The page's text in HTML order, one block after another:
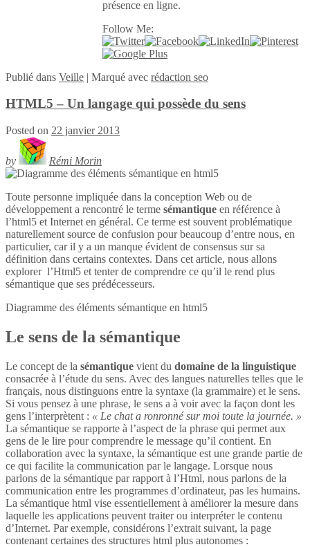
présence en ligne.
Follow Me:
Publié dans Veille | Marqué avec rédaction seo
HTML5 – Un langage qui possède du sens
Posted on 22 janvier 2013
by Rémi Morin
Toute personne impliquée dans la conception Web ou de
développement a rencontré le terme sémantique en référence à
l’html5 et Internet en général. Ce terme est souvent problématique
naturellement source de confusion pour beaucoup d’entre nous, en
particulier, car il y a un manque évident de consensus sur sa
définition dans certains contextes. Dans cet article, nous allons
explorer l’Html5 et tenter de comprendre ce qu’il le rend plus
sémantique que ses prédécesseurs.
Diagramme des éléments sémantique en html5
Le sens de la sémantique
Le concept de la sémantique vient du domaine de la linguistique
consacrée à l’étude du sens. Avec des langues naturelles telles que le
français, nous distinguons entre la syntaxe (la grammaire) et le sens.
Si vous pensez à une phrase, le sens a à voir avec la façon dont les
gens l’interprètent : « Le chat a ronronné sur moi toute la journée. »
La sémantique se rapporte à l’aspect de la phrase qui permet aux
gens de le lire pour comprendre le message qu’il contient. En
collaboration avec la syntaxe, la sémantique est une grande partie de
ce qui facilite la communication par le langage. Lorsque nous
parlons de la sémantique par rapport à l’Html, nous parlons de la
communication entre les programmes d’ordinateur, pas les humains.
La sémantique html vise essentiellement à améliorer la mesure dans
laquelle les applications peuvent traiter ou interpréter le contenu
d’Internet. Par exemple, considérons l’extrait suivant, la page
contenant certaines des structures html plus autonomes :